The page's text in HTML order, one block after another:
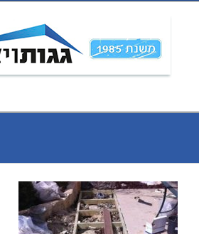
Skip
content